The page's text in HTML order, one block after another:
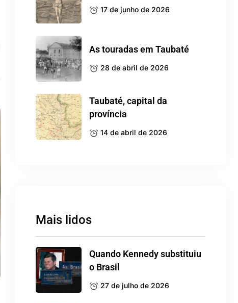
17 de junho de 2026
As touradas em Taubaté
28 de abril de 2026
Taubaté, capital da
província
14 de abril de 2026
Mais lidos
Quando Kennedy substituiu
o Brasil
27 de julho de 2026